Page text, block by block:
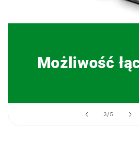
4/z5
Kosze zapewniają
powietrze